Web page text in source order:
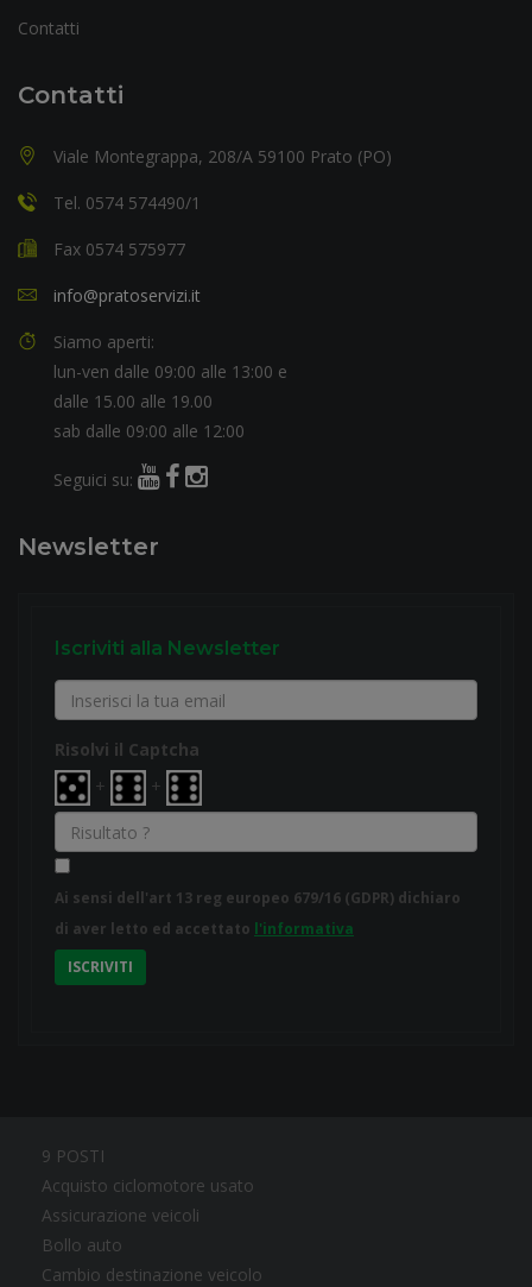
Contatti
Contatti
Viale Montegrappa, 208/A 59100 Prato (PO)
Tel. 0574 574490/1
Fax 0574 575977
info@pratoservizi.it
Siamo aperti:
lun-ven dalle 09:00 alle 13:00 e
dalle 15.00 alle 19.00
sab dalle 09:00 alle 12:00
Seguici su:
Newsletter
Iscriviti alla Newsletter
Risolvi il Captcha
+
+
Ai sensi dell'art 13 reg europeo 679/16 (GDPR) dichiaro
di aver letto ed accettato l'informativa
ISCRIVITI
9 POSTI
Acquisto ciclomotore usato
Assicurazione veicoli
Bollo auto
Cambio destinazione veicolo